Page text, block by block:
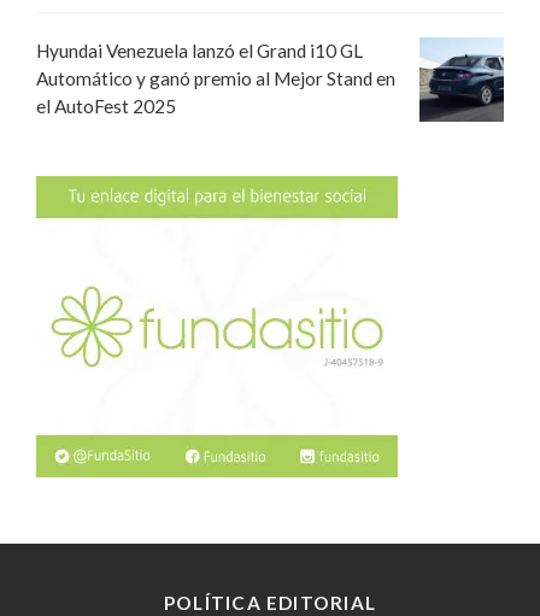
Hyundai Venezuela lanzó el Grand i10 GL
Automático y ganó premio al Mejor Stand en
el AutoFest 2025
POLÍTICA EDITORIAL